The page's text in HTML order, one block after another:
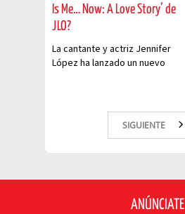
Is Me… Now: A Love Story’ de
JLO?
La cantante y actriz Jennifer
López ha lanzado un nuevo
SIGUIENTE
ANÚNCIATE